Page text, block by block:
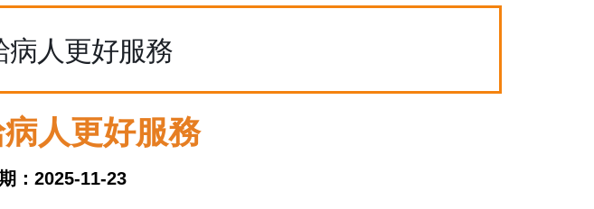
人更好服務
人更好服務
：2025-11-23